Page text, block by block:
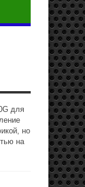
для
но
на